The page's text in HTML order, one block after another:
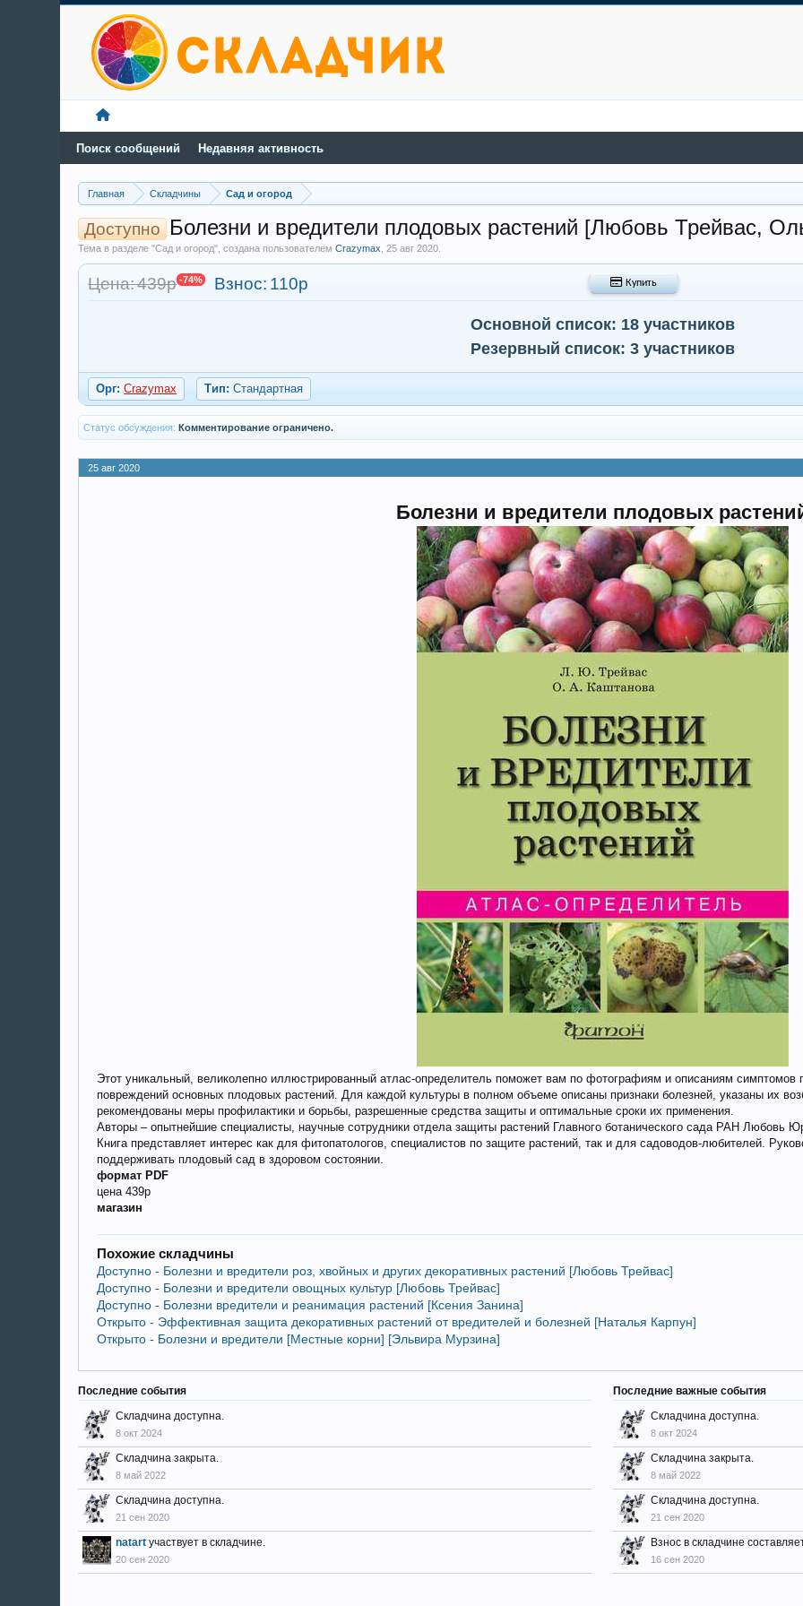
Главная Складчины Сад и огород
Доступно Болезни и вредители плодовых растений [Любовь Трейвас,
Тема в разделе "Сад и огород", создана пользователемCrazymax ,25 авг 2020
Цена: 439р -74% Взнос: 110р  Купить
Основной список: 18 участников
Резервный список: 3 участников
Орг: Crazymax Тип: Стандартная
Статус обсуждения: Комментирование ограничено.
25 авг 2020
Болезни и вредители плодовых
Этот уникальный, великолепно иллюстрированный атлас-определитель поможет вам по фотографиям и описаниям симптомов
повреждений основных плодовых растений. Для каждой культуры в полном объеме описаны признаки болезней, указаны их
рекомендованы меры профилактики и борьбы, разрешенные средства защиты и оптимальные сроки их применения.
Авторы – опытнейшие специалисты, научные сотрудники отдела защиты растений Главного ботанического сада РАН Любовь
Книга представляет интерес как для фитопатологов, специалистов по защите растений, так и для садоводов-любителей.
поддерживать плодовый сад в здоровом состоянии.
формат PDF
цена 439р
магазин
Похожие складчины
Доступно - Болезни и вредители роз, хвойных и других декоративных растений [Любовь Трейвас]
Доступно - Болезни и вредители овощных культур [Любовь Трейвас]
Доступно - Болезни вредители и реанимация растений [Ксения Занина]
Открыто - Эффективная защита декоративных растений от вредителей и болезней [Наталья Карпун]
Открыто - Болезни и вредители [Местные корни] [Эльвира Мурзина]
Последние события
Складчина доступна.
8 окт 2024
Складчина закрыта.
8 май 2022
Складчина доступна.
21 сен 2020
natart участвует в складчине.
20 сен 2020
Последние важные события
Складчина доступна.
8 окт 2024
Складчина закрыта.
8 май 2022
Складчина доступна.
21 сен 2020
Взнос в складчине
16 сен 2020
Поиск сообщений Недавняя активность